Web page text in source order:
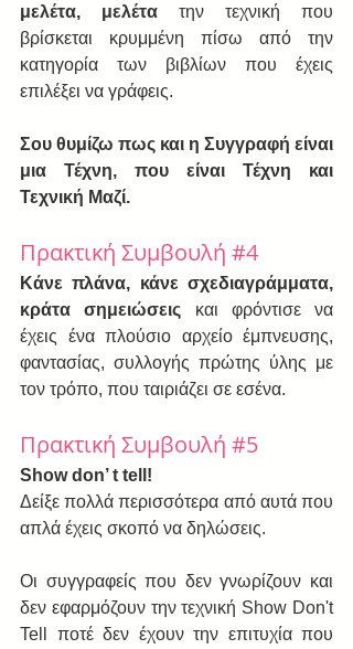
μελέτα, μελέτα την τεχνική που
βρίσκεται κρυμμένη πίσω από την
κατηγορία των βιβλίων που έχεις
επιλέξει να γράφεις.
Σου θυμίζω πως και η Συγγραφή είναι
μια Τέχνη, που είναι Τέχνη και
Τεχνική Μαζί.
Πρακτική Συμβουλή #4
Κάνε πλάνα, κάνε σχεδιαγράμματα,
κράτα σημειώσεις και φρόντισε να
έχεις ένα πλούσιο αρχείο έμπνευσης,
φαντασίας, συλλογής πρώτης ύλης με
τον τρόπο, που ταιριάζει σε εσένα.
Πρακτική Συμβουλή #5
Show don’ t tell!
Δείξε πολλά περισσότερα από αυτά που
απλά έχεις σκοπό να δηλώσεις.
Οι συγγραφείς που δεν γνωρίζουν και
δεν εφαρμόζουν την τεχνική Show Don't
Tell ποτέ δεν έχουν την επιτυχία που